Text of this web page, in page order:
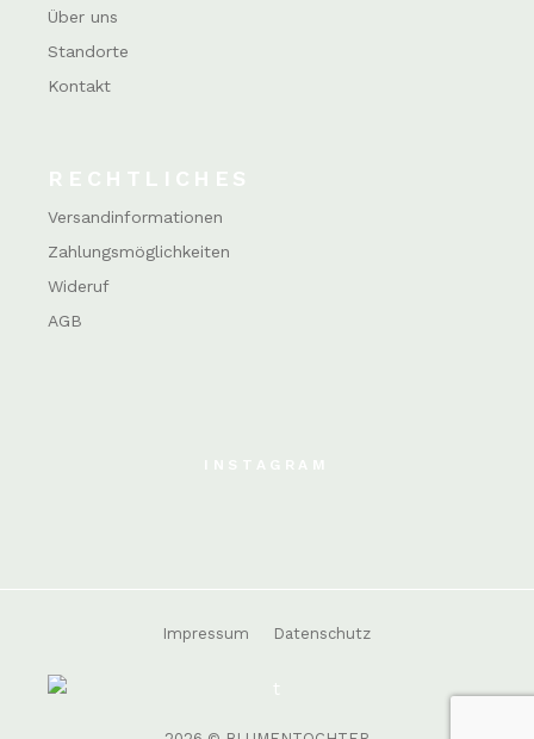
Über uns
Standorte
Kontakt
Versandinformationen
Zahlungsmöglichkeiten
Wideruf
AGB
Impressum Datenschutz